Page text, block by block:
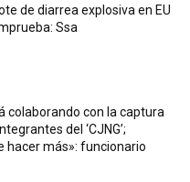
de diarrea explosiva en EU
Ssa
colaborando con la captura
del ‘CJNG’;
hacer más»: funcionario